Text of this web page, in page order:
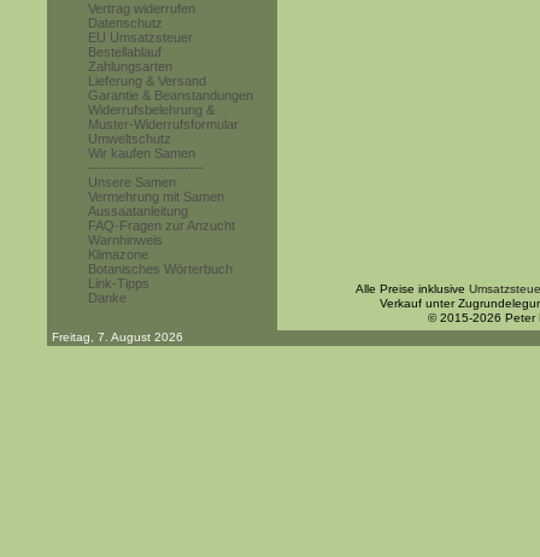
Vertrag widerrufen
Datenschutz
EU Umsatzsteuer
Bestellablauf
Zahlungsarten
Lieferung & Versand
Garantie & Beanstandungen
Widerrufsbelehrung &
Muster-Widerrufsformular
Umweltschutz
Wir kaufen Samen
------------------------
Unsere Samen
Vermehrung mit Samen
Aussaatanleitung
FAQ-Fragen zur Anzucht
Warnhinweis
Klimazone
Botanisches Wörterbuch
Link-Tipps
Danke
Alle Preise inklusive
Verkauf unter
© 2015-2026 Peter
Freitag, 7. August 2026